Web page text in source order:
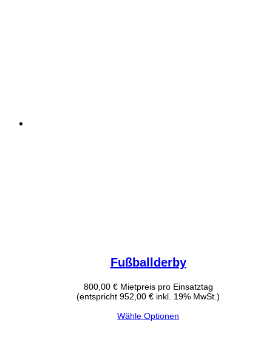
Fußballderby
800,00 €Mietpreis pro Einsatztag
(entspricht 952,00 € inkl. 19% MwSt.)
Wähle Optionen